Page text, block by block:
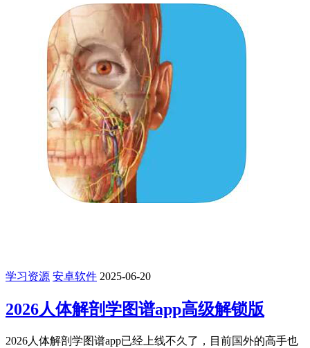
学习资源 安卓软件 2025-06-20
2026人体解剖学图谱app高级解锁版
2026人体解剖学图谱app已经上线不久了，目前国外的高手也